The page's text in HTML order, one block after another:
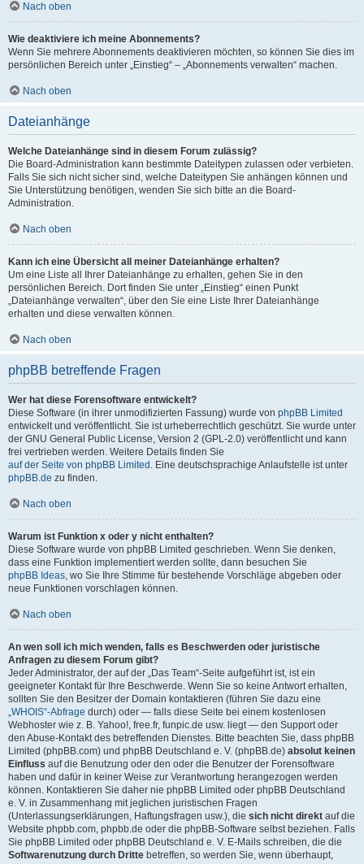
Nach oben
Wie deaktiviere ich meine Abonnements?
Wenn Sie mehrere Abonnements deaktivieren möchten, so können Sie dies im
persönlichen Bereich unter „Einstieg“ – „Abonnements verwalten“ machen.
Nach oben
Dateianhänge
Welche Dateianhänge sind in diesem Forum zulässig?
Die Board-Administration kann bestimmte Dateitypen zulassen oder verbieten.
Falls Sie sich nicht sicher sind, welche Dateitypen Sie anhängen können und
Sie Unterstützung benötigen, wenden Sie sich bitte an die Board-
Administration.
Nach oben
Kann ich eine Übersicht all meiner Dateianhänge erhalten?
Um eine Liste all Ihrer Dateianhänge zu erhalten, gehen Sie in den
persönlichen Bereich. Dort finden Sie unter „Einstieg“ einen Punkt
„Dateianhänge verwalten“, über den Sie eine Liste Ihrer Dateianhänge
erhalten und diese verwalten können.
Nach oben
phpBB betreffende Fragen
Wer hat diese Forensoftware entwickelt?
Diese Software (in ihrer unmodifizierten Fassung) wurde von phpBB Limited
entwickelt und veröffentlicht. Sie ist urheberrechtlich geschützt. Sie wurde unter
der GNU General Public License, Version 2 (GPL-2.0) veröffentlicht und kann
frei vertrieben werden. Weitere Details finden Sie
auf der Seite von phpBB Limited . Eine deutschsprachige Anlaufstelle ist unter
phpBB.de zu finden.
Nach oben
Warum ist Funktion x oder y nicht enthalten?
Diese Software wurde von phpBB Limited geschrieben. Wenn Sie denken,
dass eine Funktion implementiert werden sollte, dann besuchen Sie
phpBB Ideas, wo Sie Ihre Stimme für bestehende Vorschläge abgeben oder
neue Funktionen vorschlagen können.
Nach oben
An wen soll ich mich wenden, falls es Beschwerden oder juristische
Anfragen zu diesem Forum gibt?
Jeder Administrator, der auf der „Das Team“-Seite aufgeführt ist, ist ein
geeigneter Kontakt für Ihre Beschwerde. Wenn Sie so keine Antwort erhalten,
sollten Sie den Besitzer der Domain kontaktieren (führen Sie dazu eine
„WHOIS“-Abfrage durch) oder — falls diese Seite bei einem kostenlosen
Webhoster wie z. B. Yahoo!, free.fr, funpic.de usw. liegt — den Support oder
den Abuse-Kontakt des betreffenden Dienstes. Bitte beachten Sie, dass phpBB
Limited (phpBB.com) und phpBB Deutschland e. V. (phpBB.de) absolut keinen
Einfluss auf die Benutzung oder den oder die Benutzer der Forensoftware
haben und dafür in keiner Weise zur Verantwortung herangezogen werden
können. Kontaktieren Sie daher nie phpBB Limited oder phpBB Deutschland
e. V. in Zusammenhang mit jeglichen juristischen Fragen
(Unterlassungserklärungen, Haftungsfragen usw.), die sich nicht direkt auf die
Website phpbb.com, phpbb.de oder die phpBB-Software selbst beziehen. Falls
Sie phpBB Limited oder phpBB Deutschland e. V. E-Mails schreiben, die die
Softwarenutzung durch Dritte betreffen, so werden Sie, wenn überhaupt,